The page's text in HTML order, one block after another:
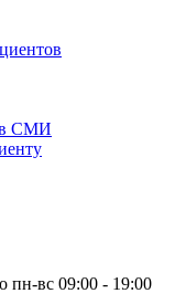
в СМИ
пн-вс 09:00 - 19:00